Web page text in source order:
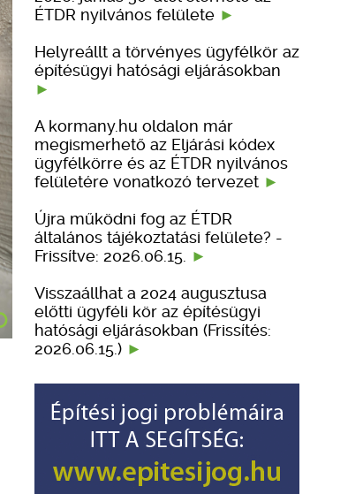
ÉTDR nyilvános felülete
Helyreállt a törvényes ügyfélkör az
építésügyi hatósági eljárásokban
A kormany.hu oldalon már
megismerhető az Eljárási kódex
ügyfélkörre és az ÉTDR nyilvános
felületére vonatkozó tervezet
Újra működni fog az ÉTDR
általános tájékoztatási felülete? -
Frissítve: 2026.06.15.
Visszaállhat a 2024 augusztusa
előtti ügyféli kör az építésügyi
hatósági eljárásokban (Frissítés:
2026.06.15.)